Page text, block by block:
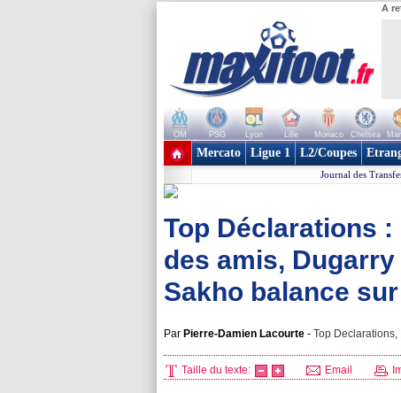
A
OM PSG Lyon Lille Monaco Chelsea
+ de clubs
Mercato Ligue 1 L2/Coupes
Journal des
Top Déclarations
des amis,
Sakho balance
Par Pierre-Damien Lacourte - Top
Taille du texte: Email